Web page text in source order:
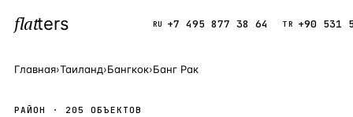
flatters RU +7 495 877 38 64 TR +90 531
ПОПУЛЯРНЫЕ НАПРАВЛЕНИЯ
Главная›Таиланд›Бангкок›Банг Рак
РАЙОН · 205 ОБЪЕКТОВ